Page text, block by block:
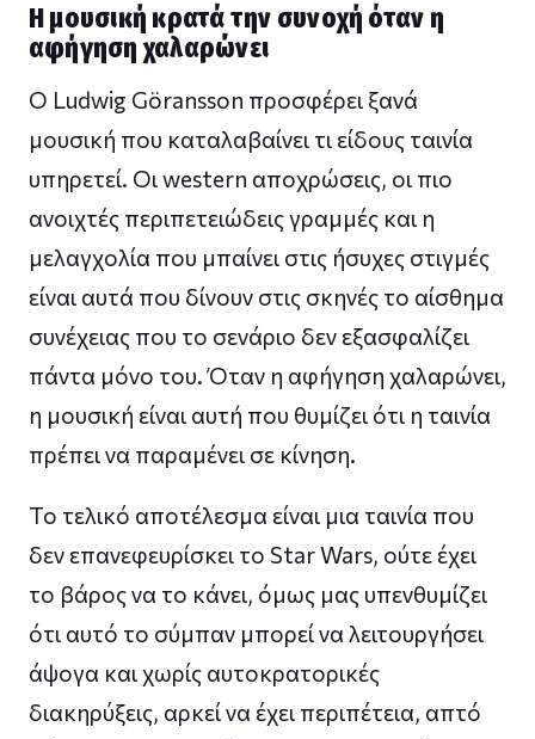
Η μουσική κρατά την συνοχή όταν η
αφήγηση χαλαρώνει
Ο Ludwig Göransson προσφέρει ξανά
μουσική που καταλαβαίνει τι είδους ταινία
υπηρετεί. Οι western αποχρώσεις, οι πιο
ανοιχτές περιπετειώδεις γραμμές και η
μελαγχολία που μπαίνει στις ήσυχες στιγμές
είναι αυτά που δίνουν στις σκηνές το αίσθημα
συνέχειας που το σενάριο δεν εξασφαλίζει
πάντα μόνο του. Όταν η αφήγηση χαλαρώνει,
η μουσική είναι αυτή που θυμίζει ότι η ταινία
πρέπει να παραμένει σε κίνηση.
Το τελικό αποτέλεσμα είναι μια ταινία που
δεν επανεφευρίσκει το Star Wars, ούτε έχει
το βάρος να το κάνει, όμως μας υπενθυμίζει
ότι αυτό το σύμπαν μπορεί να λειτουργήσει
άψογα και χωρίς αυτοκρατορικές
διακηρύξεις, αρκεί να έχει περιπέτεια, απτό